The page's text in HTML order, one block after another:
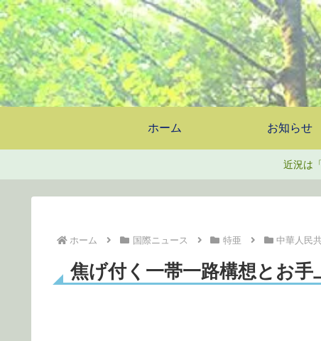
ホーム お知らせ
近況は
ホーム 国際ニュース 特亜 中華人民
焦げ付く一帯一路構想とお